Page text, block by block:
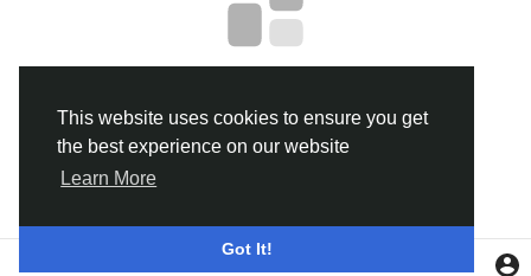
This website uses cookies to ensure you get
the best experience on our website
Learn More
Got It!
Popular Posts
Discover Posts